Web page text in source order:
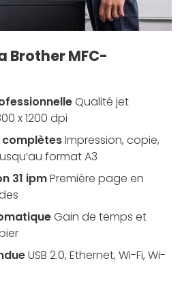
Brother MFC-
Qualité jet
x 1200 dpi
Impression, copie,
format A3
31 ipmPremière page en
Gain de temps et
USB 2.0, Ethernet, Wi-Fi, Wi-